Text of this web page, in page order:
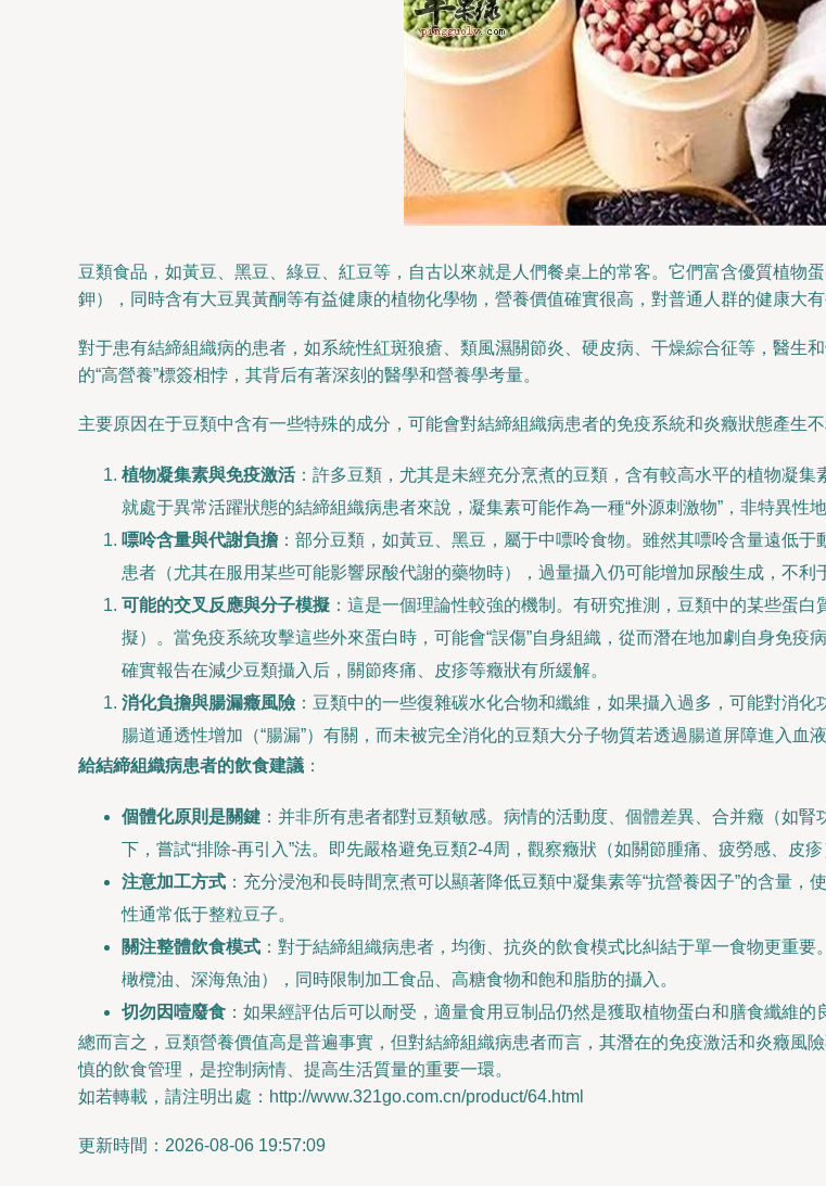
豆類食品，如黃豆、黑豆、綠豆、紅豆等，自古以來就是人們餐桌上的常客。它們富含優質植物
鉀），同時含有大豆異黃酮等有益健康的植物化學物，營養價值確實很高，對普通人群的健康大有
對于患有結締組織病的患者，如系統性紅斑狼瘡、類風濕關節炎、硬皮病、干燥綜合征等，醫生
的“高營養”標簽相悖，其背后有著深刻的醫學和營養學考量。
主要原因在于豆類中含有一些特殊的成分，可能會對結締組織病患者的免疫系統和炎癥狀態產生不
植物凝集素與免疫激活：許多豆類，尤其是未經充分烹煮的豆類，含有較高水平的植物凝
就處于異常活躍狀態的結締組織病患者來說，凝集素可能作為一種“外源刺激物”，非特異性
嘌呤含量與代謝負擔 ：部分豆類，如黃豆、黑豆，屬于中嘌呤食物。雖然其嘌呤含量遠低
患者（尤其在服用某些可能影響尿酸代謝的藥物時），過量攝入仍可能增加尿酸生成，不利
可能的交叉反應與分子模擬 ：這是一個理論性較強的機制。有研究推測，豆類中的某些蛋
擬）。當免疫系統攻擊這些外來蛋白時，可能會“誤傷”自身組織，從而潛在地加劇自身免
確實報告在減少豆類攝入后，關節疼痛、皮疹等癥狀有所緩解。
消化負擔與腸漏癥風險 ：豆類中的一些復雜碳水化合物和纖維，如果攝入過多，可能對消
腸道通透性增加（“腸漏”）有關，而未被完全消化的豆類大分子物質若透過腸道屏障進入血
給結締組織病患者的飲食建議 ：
個體化原則是關鍵 ：并非所有患者都對豆類敏感。病情的活動度、個體差異、合并癥（如
下，嘗試“排除-再引入”法。即先嚴格避免豆類2-4周，觀察癥狀（如關節腫痛、疲勞感、皮
注意加工方式 ：充分浸泡和長時間烹煮可以顯著降低豆類中凝集素等“抗營養因子”的含量
性通常低于整粒豆子。
關注整體飲食模式 ：對于結締組織病患者，均衡、抗炎的飲食模式比糾結于單一食物更重
橄欖油、深海魚油），同時限制加工食品、高糖食物和飽和脂肪的攝入。
切勿因噎廢食 ：如果經評估后可以耐受，適量食用豆制品仍然是獲取植物蛋白和膳食纖維的
總而言之，豆類營養價值高是普遍事實，但對結締組織病患者而言，其潛在的免疫激活和炎癥風
慎的飲食管理，是控制病情、提高生活質量的重要一環。
如若轉載，請注明出處：http://www.321go.com.cn/product/64.html
更新時間：2026-08-06 19:57:09